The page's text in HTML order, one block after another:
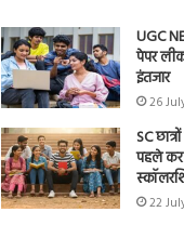
UGC
पेपर
इंतजार
26
SC
पहले
22